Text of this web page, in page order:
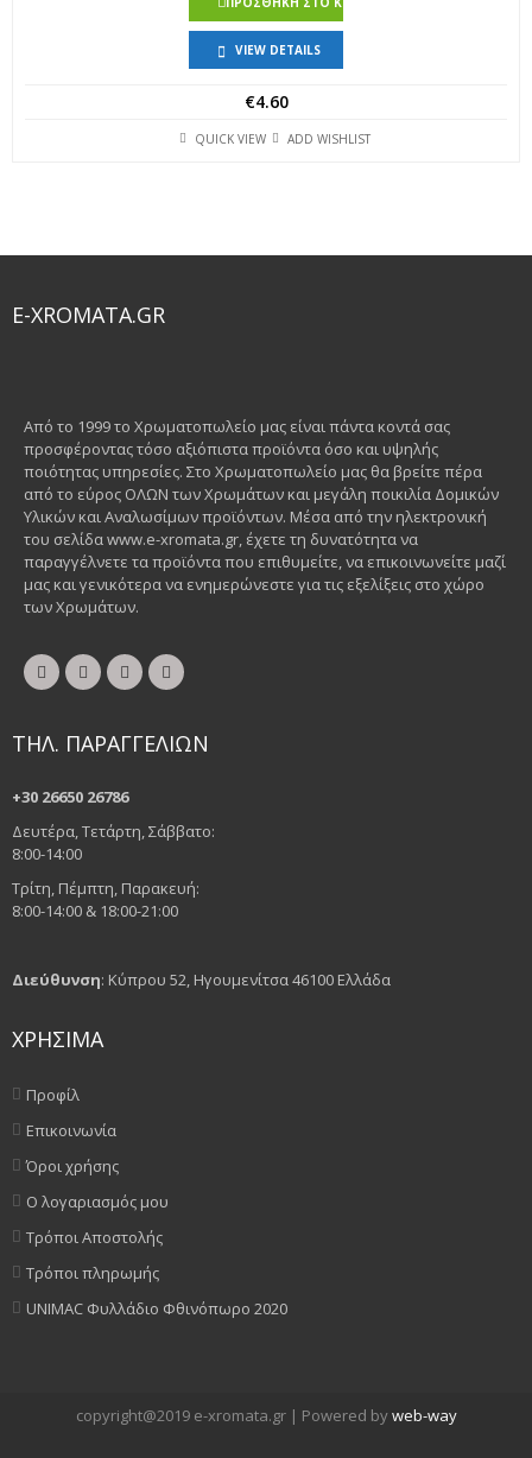
VIEW DETAILS
€4.60
QUICK VIEW ADD WISHLIST
E-XROMATA.GR
Από το 1999 το Χρωματοπωλείο μας είναι πάντα κοντά σας
προσφέροντας τόσο αξιόπιστα προϊόντα όσο και υψηλής
ποιότητας υπηρεσίες. Στο Χρωματοπωλείο μας θα βρείτε πέρα
από το εύρος ΟΛΩΝ των Χρωμάτων και μεγάλη ποικιλία Δομικών
Υλικών και Αναλωσίμων προϊόντων. Μέσα από την ηλεκτρονική
του σελίδα www.e-xromata.gr, έχετε τη δυνατότητα να
παραγγέλνετε τα προϊόντα που επιθυμείτε, να επικοινωνείτε μαζί
μας και γενικότερα να ενημερώνεστε για τις εξελίξεις στο χώρο
των Χρωμάτων.
ΤΗΛ. ΠΑΡΑΓΓΕΛΙΩΝ
+30 26650 26786
Δευτέρα, Τετάρτη, Σάββατο:
8:00-14:00
Τρίτη, Πέμπτη, Παρακευή:
8:00-14:00 & 18:00-21:00
Διεύθυνση: Κύπρου 52, Ηγουμενίτσα 46100 Ελλάδα
ΧΡΗΣΙΜΑ
Προφίλ
Επικοινωνία
Όροι χρήσης
Ο λογαριασμός μου
Τρόποι Αποστολής
Τρόποι πληρωμής
UNIMAC Φυλλάδιο Φθινόπωρο 2020
copyright@2019 e-xromata.gr | Powered byweb-way